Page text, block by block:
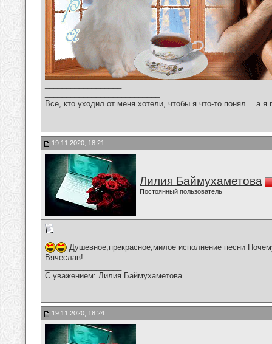
Все, кто уходил от меня хотели, чтобы я что-то понял… а
19.11.2020, 18:21
Лилия Баймухаметова
Постоянный пользователь
Душевное,прекрасное,милое исполнение песни
Вячеслав!
С уважением: Лилия Баймухаметова
19.11.2020, 18:24